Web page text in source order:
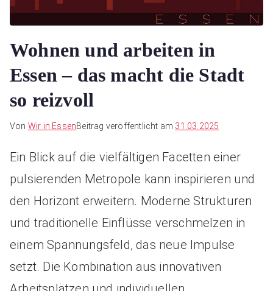
Wohnen und arbeiten in
Essen – das macht die Stadt
so reizvoll
Von Wir in EssenBeitrag veröffentlicht am 31.03.2025
Ein Blick auf die vielfältigen Facetten einer
pulsierenden Metropole kann inspirieren und
den Horizont erweitern. Moderne Strukturen
und traditionelle Einflüsse verschmelzen in
einem Spannungsfeld, das neue Impulse
setzt. Die Kombination aus innovativen